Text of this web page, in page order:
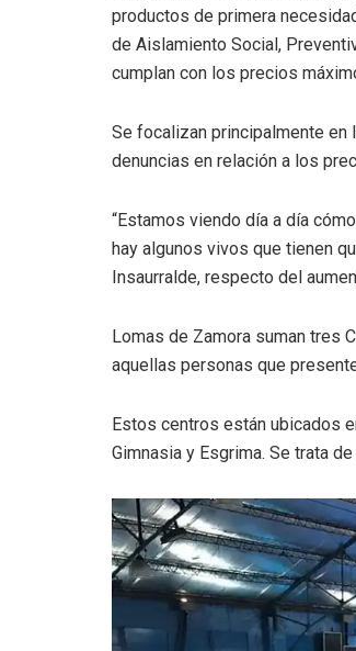
productos de primera
de Aislamiento Social,
cumplan con los precios
Se focalizan principalmente en
denuncias en relación a los
“Estamos viendo día a día
hay algunos vivos que tienen
Insaurralde, respecto del
Lomas de Zamora suman tres
aquellas personas que
Estos centros están ubicados
Gimnasia y Esgrima. Se trata